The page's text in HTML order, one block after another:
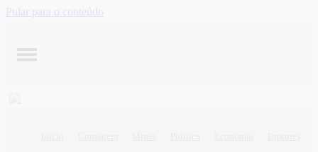
Pular para o conteúdo